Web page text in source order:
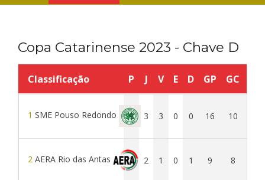
Copa Catarinense 2023 - Chave D
Classificação P J V E D GP GC
1 SME Pouso Redondo 9 3 3 0 0 16 10
2 AERA Rio das Antas 3 2 1 0 1 9 8